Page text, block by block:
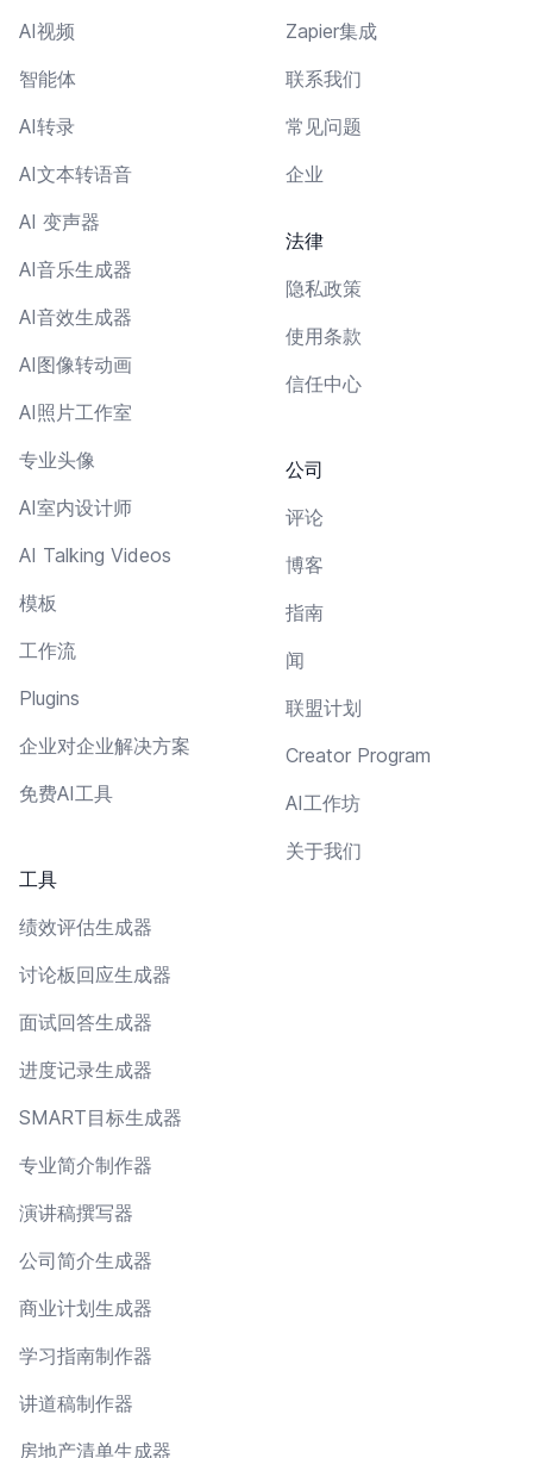
AI视频
智能体
AI转录
AI文本转语音
AI 变声器
AI音乐生成器
AI音效生成器
AI图像转动画
AI照片工作室
专业头像
AI室内设计师
AI Talking Videos
模板
工作流
Plugins
企业对企业解决方案
免费AI工具
工具
绩效评估生成器
讨论板回应生成器
面试回答生成器
进度记录生成器
SMART目标生成器
专业简介制作器
演讲稿撰写器
公司简介生成器
商业计划生成器
学习指南制作器
讲道稿制作器
房地产清单生成器
Zapier集成
联系我们
常见问题
企业
法律
隐私政策
使用条款
信任中心
公司
评论
博客
指南
闻
联盟计划
Creator Program
AI工作坊
关于我们